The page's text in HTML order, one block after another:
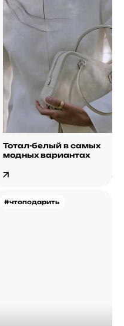
Тотал-белый в самых
модных вариантах
#чтоподарить